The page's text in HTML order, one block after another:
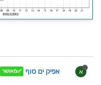
א אפיק ים סוף ✅מאושר